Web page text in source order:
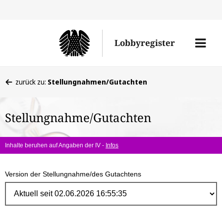
Lobbyregister
Menü
befinden
hier:
zurück zu: Stellungnahmen/Gutachten
Stellungnahme/Gutachten
Inhalte beruhen auf Angaben der IV - Infos
Version der Stellungnahme/des Gutachtens